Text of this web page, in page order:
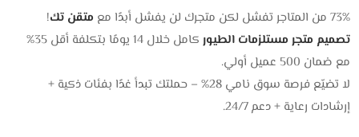
73% من المتاجر تفشل لكن متجرك لن يفشل أبدًا مع متقن تك!
تصميم متجر مستلزمات الطيور
كامل خلال 14 يومًا بتكلفة أقل 35%
مع ضمان 500 عميل أولي.
لا تضيّع فرصة سوق نامي 28% – حملتك تبدأ غدًا بفئات ذكية +
إرشادات رعاية + دعم 24/7.